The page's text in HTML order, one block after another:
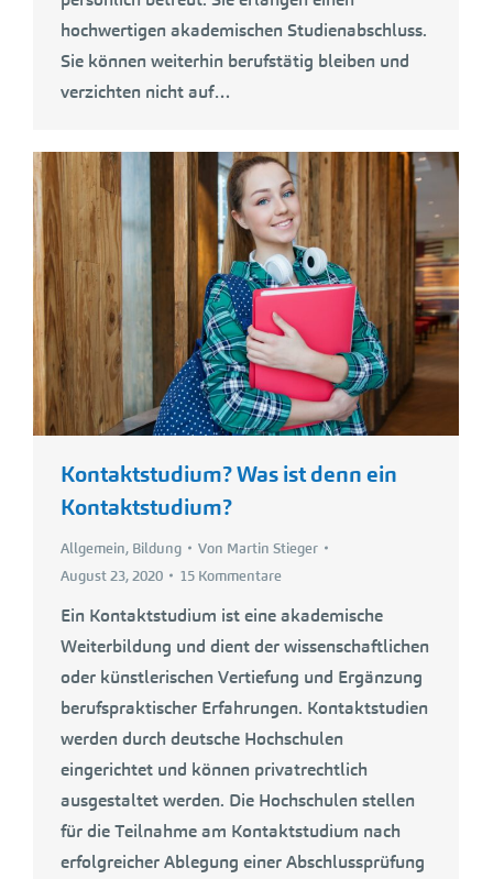
hochwertigen akademischen Studienabschluss.
Sie können weiterhin berufstätig bleiben und
verzichten nicht auf…
Kontaktstudium? Was ist denn ein
Kontaktstudium?
Allgemein, Bildung Von Martin Stieger
August 23, 2020
15 Kommentare
Ein Kontaktstudium ist eine akademische
Weiterbildung und dient der wissenschaftlichen
oder künstlerischen Vertiefung und Ergänzung
berufspraktischer Erfahrungen. Kontaktstudien
werden durch deutsche Hochschulen
eingerichtet und können privatrechtlich
ausgestaltet werden. Die Hochschulen stellen
für die Teilnahme am Kontaktstudium nach
erfolgreicher Ablegung einer Abschlussprüfung